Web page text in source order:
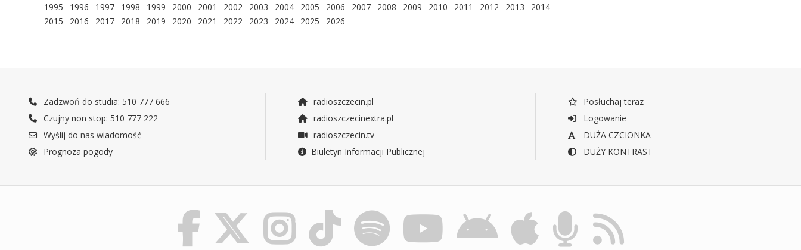
1995 1996 1997 1998 1999 2000 2001 2002 2003 2004 2005 2006 2007 2008 2009 2010 2011 2012 2013
2014
2015
2016 2017 2018 2019 2020 2021 2022 2023 2024 2025 2026
Zadzwoń do studia: 510 777 666
Czujny non stop: 510 777 222
Wyślij do nas wiadomość
Prognoza pogody
radioszczecin.pl
radioszczecinextra.pl
radioszczecin.tv
Biuletyn Informacji Publicznej
Posłuchaj teraz
Logowanie
DUŻA CZCIONKA
DUŻY KONTRAST